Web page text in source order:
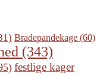
Bradepandekage (60)
(343)
festlige kager